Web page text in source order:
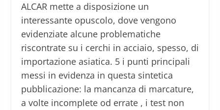
ALCAR mette a disposizione un
interessante opuscolo, dove vengono
evidenziate alcune problematiche
riscontrate su i cerchi in acciaio, spesso, di
importazione asiatica. 5 i punti principali
messi in evidenza in questa sintetica
pubblicazione: la mancanza di marcature,
a volte incomplete od errate , i test non